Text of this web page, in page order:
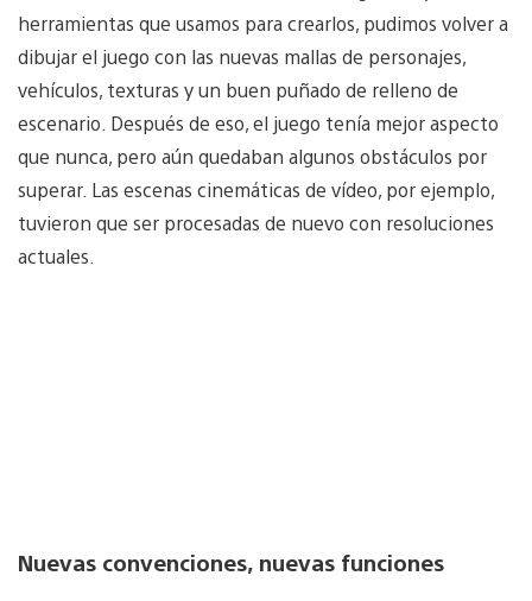
herramientas que usamos para crearlos, pudimos volver a
dibujar el juego con las nuevas mallas de personajes,
vehículos, texturas y un buen puñado de relleno de
escenario. Después de eso, el juego tenía mejor aspecto
que nunca, pero aún quedaban algunos obstáculos por
superar. Las escenas cinemáticas de vídeo, por ejemplo,
tuvieron que ser procesadas de nuevo con resoluciones
actuales.
Nuevas convenciones, nuevas funciones